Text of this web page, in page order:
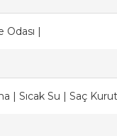
|
| Sıcak Su | Saç